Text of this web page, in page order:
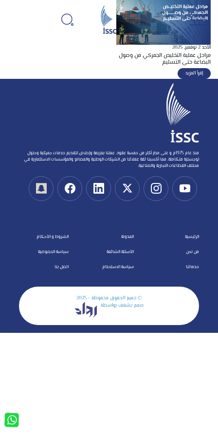
الأحد 2 نوفمبر, 2025
مراحل عملية التخليص الجمركي من وصول
البضاعة حتى التسليم
إقرأ المزيد
منذ عام 1975م و على مدار أكثر من خمسة عقود، عملنا بعزيمة وإخلاص لتقديم خدمات جمركية وحلول
لوجستية متكاملة، مما أكسبنا ثقة عملائنا من الشركات الوطنية والمصانع والمؤسسات الاستثمارية في
مختلف القطاعات التجارية والصناعية.
الرئيسية
من نحن
خدماتنا
المدونة
الأسئلة الشائعة
سياسة الاستخدام
الشروط و الأحكام
سياسة الخصوصية
اتصل بنا
© جميع الحقوق محفوظة - 2025
صمم بشغف بواسطة